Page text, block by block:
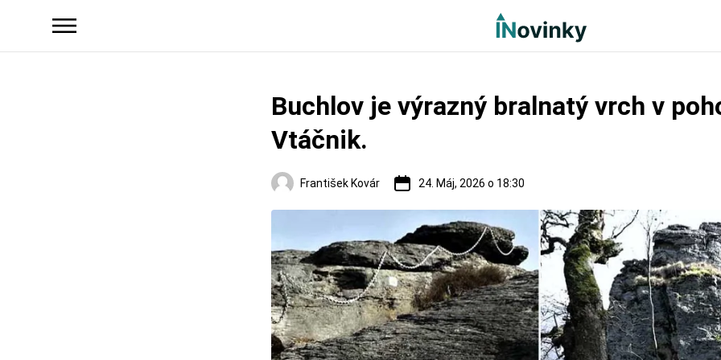
Buchlov je výrazný bralnatý vrch v
Vtáčnik.
František Kovár 24. Máj, 2026 o 18:30